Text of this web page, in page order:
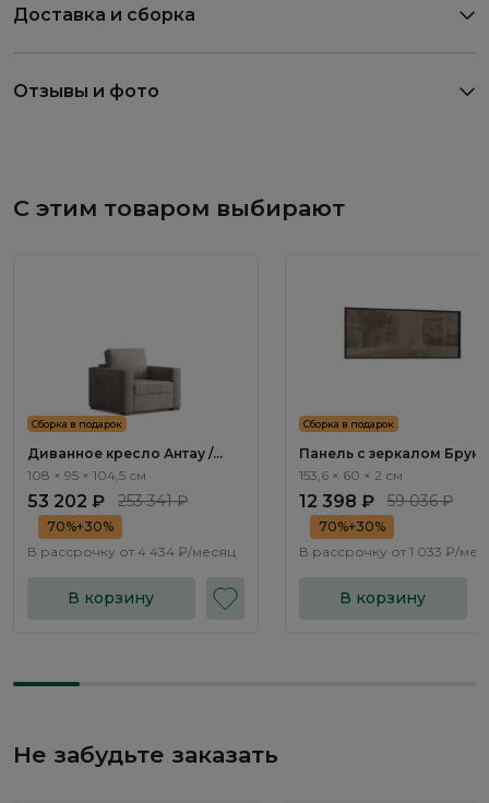
Доставка и сборка
Отзывы и фото
С этим товаром выбирают
Сборка в подарок
Диванное кресло Антау /
Antau ММ111.11
108 × 95 × 104,5 см
53 202 ₽ 253 341 ₽
70%+30%
В рассрочку от 4 434 ₽/месяц
В корзину
Сборка в подарок
Панель с зеркалом
Bruno BC1051.0
153,6 × 60 × 2 см
12 398 ₽ 59 036 ₽
70%+30%
В рассрочку от 1 033 ₽/
В корзину
Не забудьте заказать